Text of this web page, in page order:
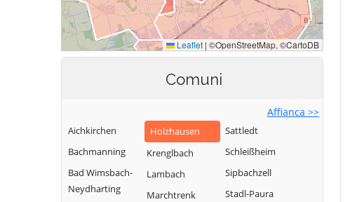
Comuni
Affianca >>
Aichkirchen
Bachmanning
Bad Wimsbach-
Neydharting
Holzhausen
Krenglbach
Lambach
Marchtrenk
Sattledt
Schleißheim
Sipbachzell
Stadl-Paura